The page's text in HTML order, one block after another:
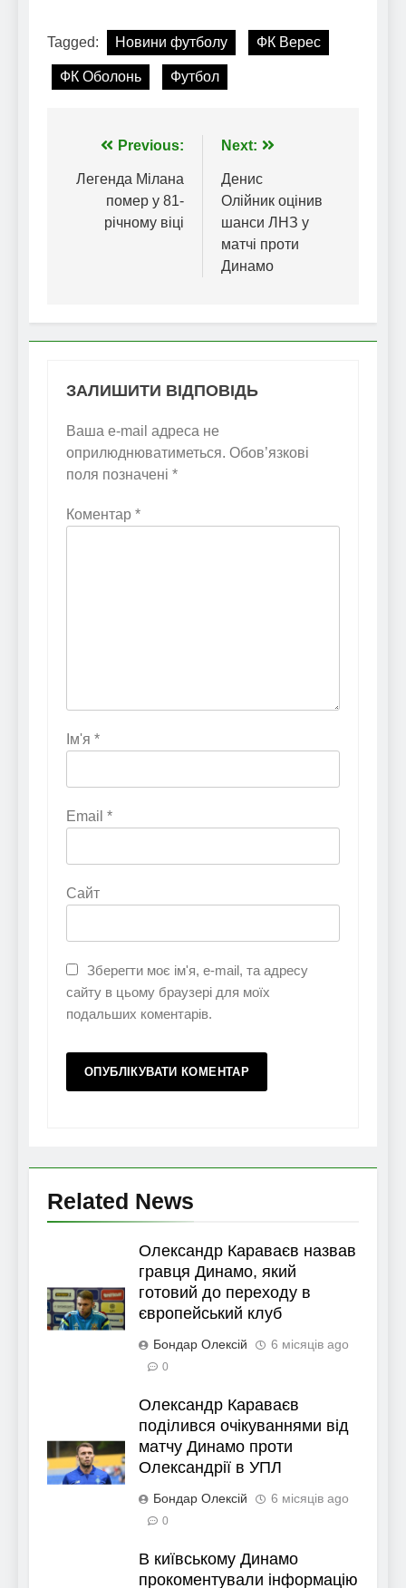
Tagged: Новини футболу ФК Верес
ФК Оболонь Футбол
Навігація
записів
Previous:
Легенда Мілана
помер у 81-
річному віці
Next:
Денис
Олійник оцінив
шанси ЛНЗ у
матчі проти
Динамо
ЗАЛИШИТИ ВІДПОВІДЬ
Ваша e-mail адреса не
оприлюднюватиметься. Обов’язкові
поля позначені *
Коментар *
Ім'я *
Email *
Сайт
Зберегти моє ім'я, e-mail, та адресу
сайту в цьому браузері для моїх
подальших коментарів.
Related News
Олександр Караваєв назвав
гравця Динамо, який
готовий до переходу в
європейський клуб
Бондар Олексій 6 місяців ago
0
Олександр Караваєв
поділився очікуваннями від
матчу Динамо проти
Олександрії в УПЛ
Бондар Олексій 6 місяців ago
0
В київському Динамо
прокоментували інформацію